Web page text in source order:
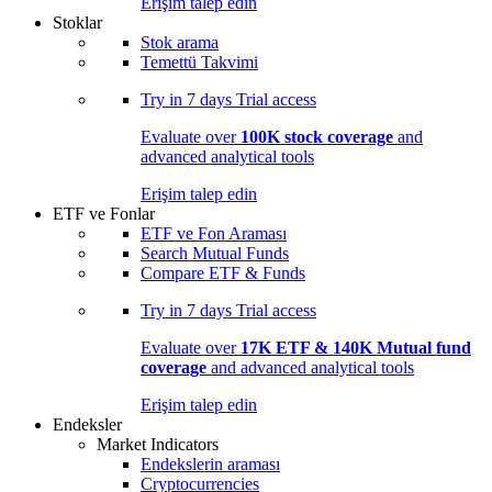
Stoklar
Stok arama
Temettü Takvimi
Try in 7 days Trial access
Evaluate over 100K stock coverage and
advanced analytical tools
Erişim talep edin
ETF ve Fonlar
ETF ve Fon Araması
Search Mutual Funds
Compare ETF & Funds
Try in 7 days Trial access
Evaluate over 17K ETF & 140K Mutual fund
coverage and advanced analytical tools
Erişim talep edin
Endeksler
Market Indicators
Endekslerin araması
Cryptocurrencies